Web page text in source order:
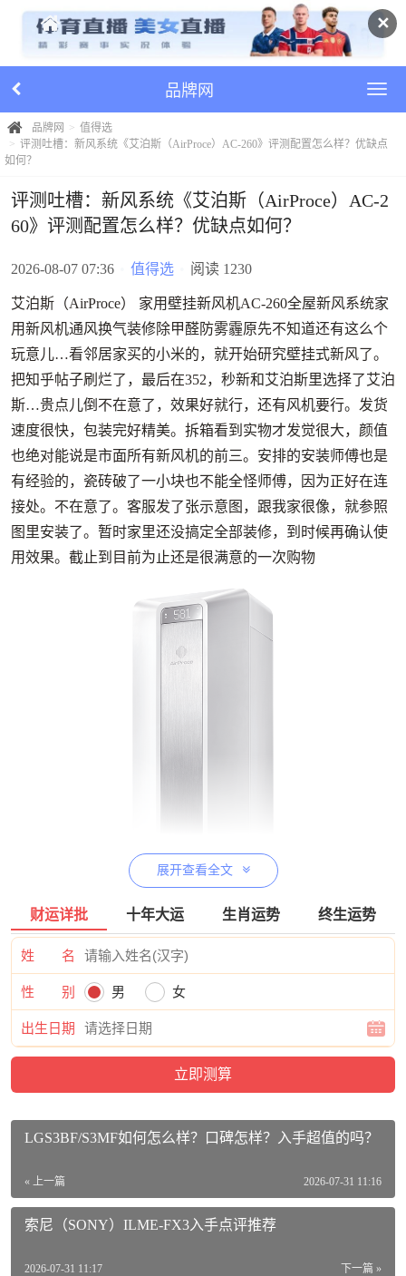
✕
品牌网
品牌网
值得选
评测吐槽：新风系统《艾泊斯（AirProce）AC-260》评测配置怎么样？优缺点
如何？
评测吐槽：新风系统《艾泊斯（AirProce）AC-2
60》评测配置怎么样？优缺点如何？
2026-08-07 07:36 值得选 阅读 1230
艾泊斯（AirProce） 家用壁挂新风机AC-260全屋新风系统家
用新风机通风换气装修除甲醛防雾霾原先不知道还有这么个
玩意儿…看邻居家买的小米的，就开始研究壁挂式新风了。
把知乎帖子刷烂了，最后在352，秒新和艾泊斯里选择了艾泊
斯…贵点儿倒不在意了，效果好就行，还有风机要行。发货
速度很快，包装完好精美。拆箱看到实物才发觉很大，颜值
也绝对能说是市面所有新风机的前三。安排的安装师傅也是
有经验的，瓷砖破了一小块也不能全怪师傅，因为正好在连
接处。不在意了。客服发了张示意图，跟我家很像，就参照
图里安装了。暂时家里还没搞定全部装修，到时候再确认使
用效果。截止到目前为止还是很满意的一次购物
艾泊斯（AirProce）AC-260价格参考：
艾泊斯（AirProce） 家用壁挂新风机AC-260全屋新风系统家
用新风机通风换气装修除甲醛防雾霾活动到手价格12600元
商品名称：艾泊斯（AirProce）AC-260
商品编号：10024310947392
商品毛重：40.0kg
展开查看全文
财运详批 十年大运 生肖运势 终生运势
姓 名
性 别 男 女
出生日期
LGS3BF/S3MF如何怎么样？口碑怎样？入手超值的吗？
« 上一篇 2026-07-31 11:16
索尼（SONY）ILME-FX3入手点评推荐
下一篇 »
2026-07-31 11:17